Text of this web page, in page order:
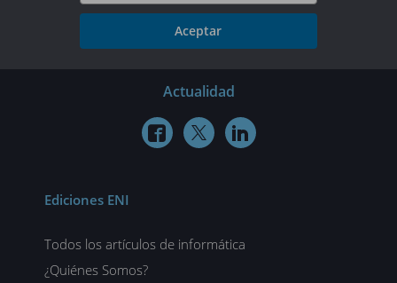
Aceptar
Actualidad
  
Ediciones ENI
Todos los artículos de informática
¿Quiénes Somos?